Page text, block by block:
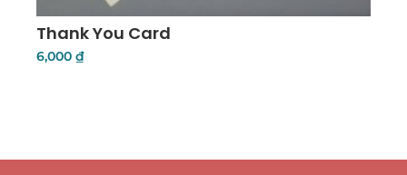
Thank You Card
6,000₫